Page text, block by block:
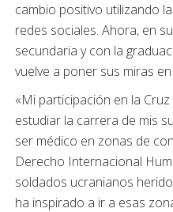
cambio positivo utilizando
redes sociales. Ahora, en
secundaria y con la
vuelve a poner sus miras
«Mi participación en la
estudiar la carrera de mis
ser médico en zonas de
Derecho Internacional
soldados ucranianos
ha inspirado a ir a esas